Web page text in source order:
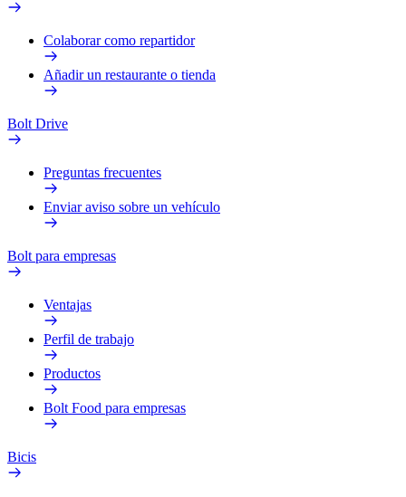
Colaborar como repartidor
Añadir un restaurante o tienda
Bolt Drive
Preguntas frecuentes
Enviar aviso sobre un vehículo
Bolt para empresas
Ventajas
Perfil de trabajo
Productos
Bolt Food para empresas
Bicis